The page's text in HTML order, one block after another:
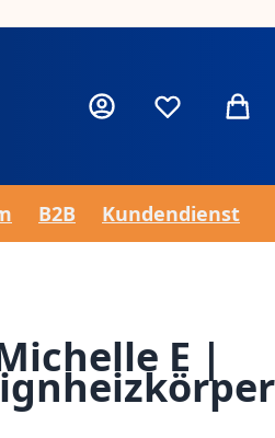
Mein KontoWunschzettel
Mein
B2B Kundendienst
E |